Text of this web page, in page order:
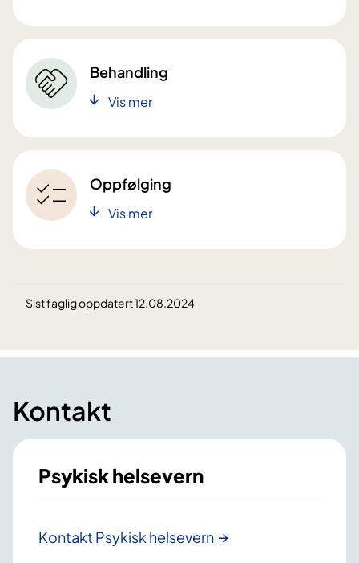
Behandling
Vis mer
Oppfølging
Vis mer
Sist faglig oppdatert 12.08.2024
Kontakt
Psykisk helsevern
Kontakt Psykisk helsevern